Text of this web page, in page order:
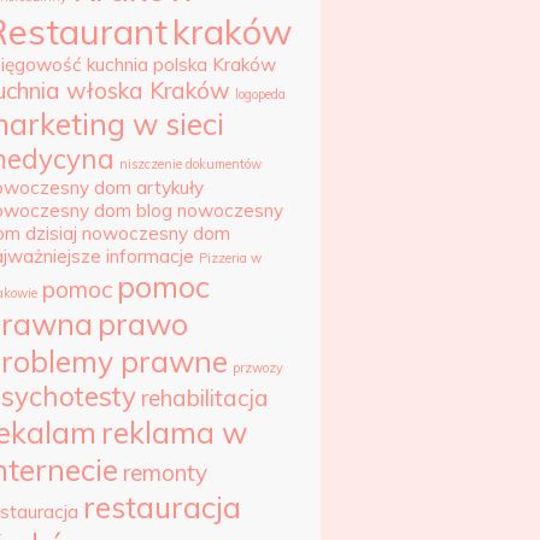
kraków
kuchnia polska Kraków
włoska Kraków logopeda
w sieci
niszczenie dokumentów
dom artykuły
dom blog nowoczesny
dzisiaj nowoczesny dom
informacje Pizzeria w
pomoc pomoc
prawo
prawne przwozy
rehabilitacja
reklama w
remonty
restauracja